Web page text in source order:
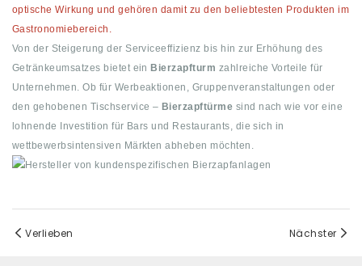
optische Wirkung und gehören damit zu den beliebtesten Produkten im
Gastronomiebereich.
Von der Steigerung der Serviceeffizienz bis hin zur Erhöhung des
Getränkeumsatzes bietet ein Bierzapfturm zahlreiche Vorteile für
Unternehmen. Ob für Werbeaktionen, Gruppenveranstaltungen oder
den gehobenen Tischservice – Bierzapftürme sind nach wie vor eine
lohnende Investition für Bars und Restaurants, die sich in
wettbewerbsintensiven Märkten abheben möchten.
Verlieben Nächster